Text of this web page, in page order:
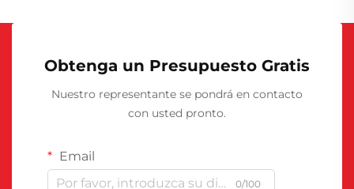
Obtenga un Presupuesto Gratis
Nuestro representante se pondrá en contacto
con usted pronto.
Email
0/100